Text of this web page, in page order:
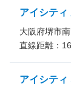
アイシティ
大阪府堺市
直線距離：
アイシティ